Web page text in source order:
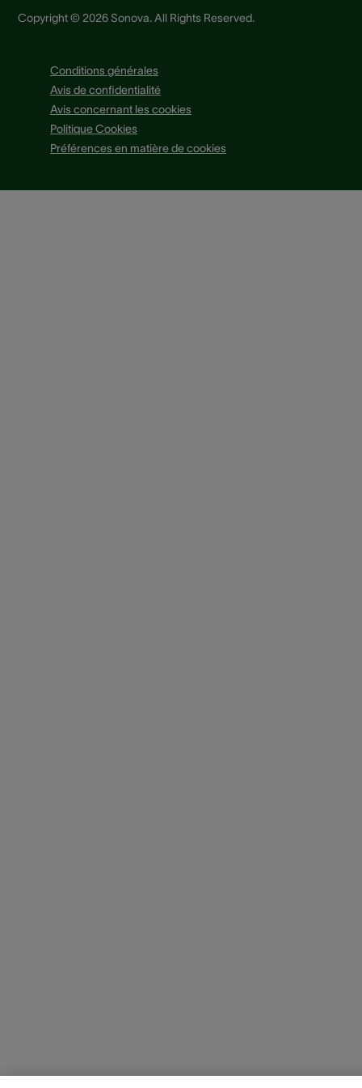
Copyright © 2026 Sonova. All Rights Reserved.
Conditions générales
Avis de confidentialité
Avis concernant les cookies
Politique Cookies
Préférences en matière de cookies